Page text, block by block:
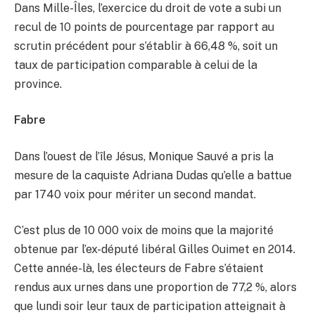
Dans Mille-Îles, l’exercice du droit de vote a subi un
recul de 10 points de pourcentage par rapport au
scrutin précédent pour s’établir à 66,48 %, soit un
taux de participation comparable à celui de la
province.
Fabre
Dans l’ouest de l’île Jésus, Monique Sauvé a pris la
mesure de la caquiste Adriana Dudas qu’elle a battue
par 1740 voix pour mériter un second mandat.
C’est plus de 10 000 voix de moins que la majorité
obtenue par l’ex-député libéral Gilles Ouimet en 2014.
Cette année-là, les électeurs de Fabre s’étaient
rendus aux urnes dans une proportion de 77,2 %, alors
que lundi soir leur taux de participation atteignait à